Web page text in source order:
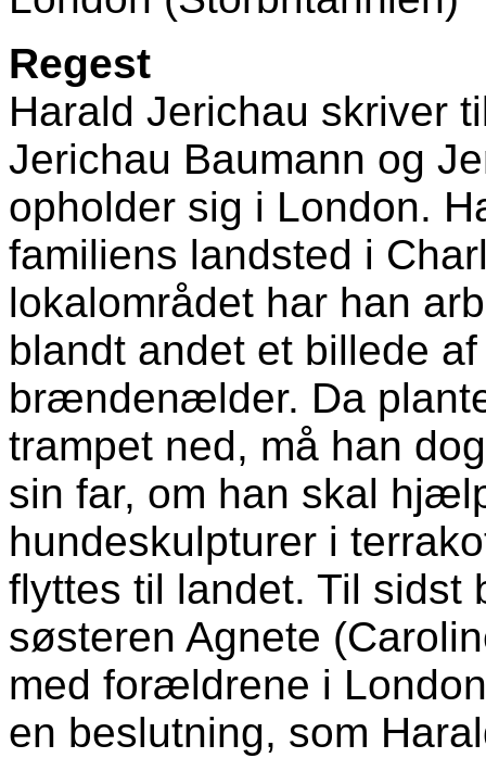
Regest
Harald Jerichau skriver
Jerichau Baumann og
opholder sig i London.
familiens landsted i
lokalområdet har han
blandt andet et billede
brændenælder. Da
trampet ned, må han
sin far, om han skal
hundeskulpturer i
flyttes til landet. Til
søsteren Agnete
med forældrene i
en beslutning, som